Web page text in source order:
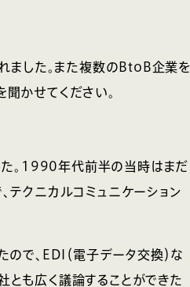
ました。また複数のBtoB企業を
かせてください。
た。1990年代前半の当時はまだ
テクニカルコミュニケーション
ので、EDI（電子データ交換）な
とも広く議論することができた